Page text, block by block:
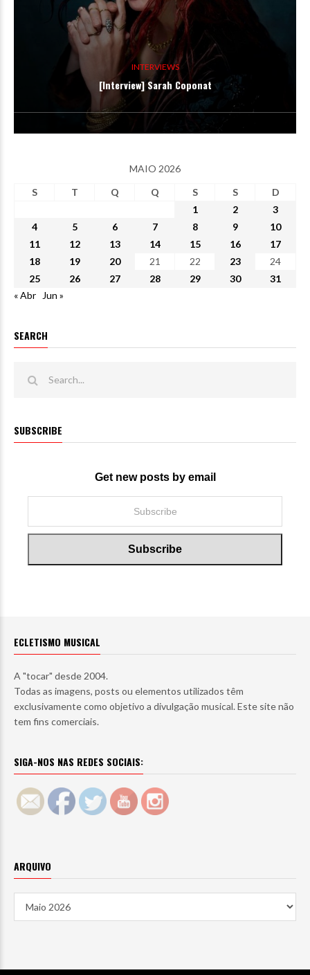
INTERVIEWS
[Interview] Sarah Coponat
MAIO 2026
S
T Q Q S S
D
1
2
3
4
5 6 7 8 9
10
11
12 13 14 15 16
17
18
19 20 21 22 23
24
25
26 27 28 29 30
31
« Abr
Jun »
SEARCH
SUBSCRIBE
Get new posts by email
ECLETISMO MUSICAL
A "tocar" desde 2004.
Todas as imagens, posts ou elementos utilizados têm
exclusivamente como objetivo a divulgação musical. Este site não
tem fins comerciais.
SIGA-NOS NAS REDES SOCIAIS:
ARQUIVO